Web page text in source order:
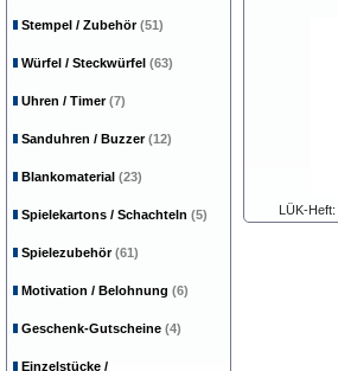
LÜK-
Stempel / Zubehör(51)
Würfel / Steckwürfel (63)
Uhren / Timer(7)
Sanduhren / Buzzer(12)
Blankomaterial (23)
Spielekartons / Schachteln (5)
Spielezubehör(61)
Motivation / Belohnung (6)
Geschenk-Gutscheine (4)
Einzelstücke /